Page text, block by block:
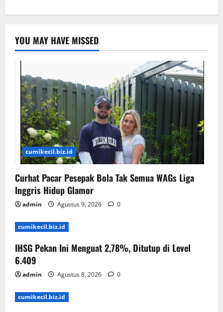
YOU MAY HAVE MISSED
cumikecil.biz.id
Curhat Pacar Pesepak Bola Tak Semua WAGs Liga
Inggris Hidup Glamor
admin Agustus 9, 2026 0
cumikecil.biz.id
IHSG Pekan Ini Menguat 2,78%, Ditutup di Level
6.409
admin Agustus 8, 2026 0
cumikecil.biz.id